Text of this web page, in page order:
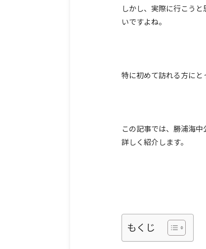
しかし、実際に行こう
いですよね。
特に初めて訪れる方にと
この記事では、勝浦海
詳しく紹介します。
もくじ